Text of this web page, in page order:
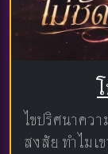
ไขปริศนาคว
สงสัย ทำไมเ